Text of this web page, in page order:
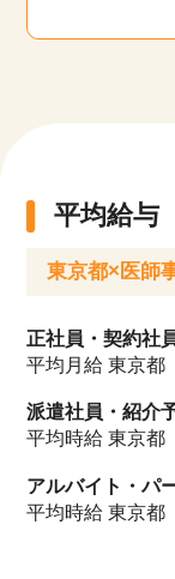
平均給与
東京都×医師
正社員・契約社
平均月給 東京都
派遣社員・紹介
平均時給 東京都
アルバイト・パ
平均時給 東京都